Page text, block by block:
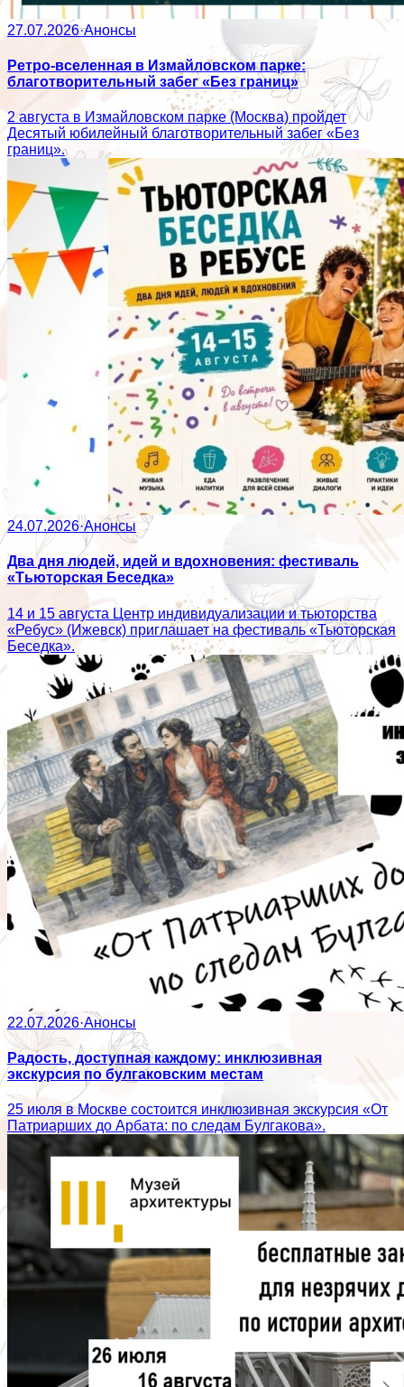
27.07.2026·Анонсы
Ретро-вселенная в Измайловском парке:
благотворительный забег «Без границ»
2 августа в Измайловском парке (Москва) пройдет
Десятый юбилейный благотворительный забег «Без
границ».
24.07.2026·Анонсы
Два дня людей, идей и вдохновения: фестиваль
«Тьюторская Беседка»
14 и 15 августа Центр индивидуализации и тьюторства
«Ребус» (Ижевск) приглашает на фестиваль «Тьюторская
Беседка».
22.07.2026·Анонсы
Радость, доступная каждому: инклюзивная
экскурсия по булгаковским местам
25 июля в Москве состоится инклюзивная экскурсия «От
Патриарших до Арбата: по следам Булгакова».